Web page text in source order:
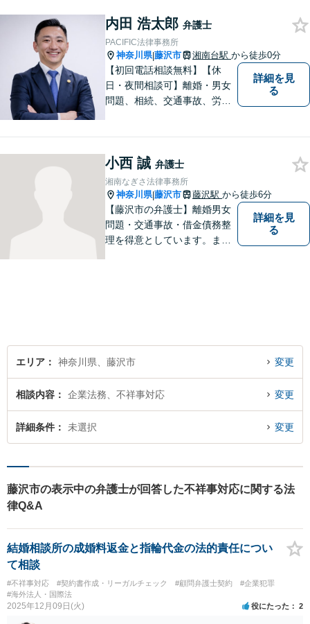
内田 浩太郎 弁護士
PACIFIC法律事務所
神奈川県|藤沢市 湘南台駅 から徒歩0分
【初回電話相談無料】【休
日・夜間相談可】離婚・男女
問題、相続、交通事故、労働
談者様の想いや立場を丁寧に
くみ取り、最善の解決を目指
して参ります。【湘南台駅0
分】
詳細を見
る
小西 誠 弁護士
湘南なぎさ法律事務所
神奈川県|藤沢市 藤沢駅 から徒歩6分
【藤沢市の弁護士】離婚男女
問題・交通事故・借金債務整
理を得意としています。ま
詳細を見
る
エリア 神奈川県、藤沢市 変更
相談内容 企業法務、不祥事対応 変更
詳細条件 未選択 変更
藤沢市の表示中の弁護士が回答した不祥事対応に関する法
律Q&A
結婚相談所の成婚料返金と指輪代金の法的責任につい
て相談
#不祥事対応 #契約書作成・リーガルチェック #顧問弁護士契約
#企業犯罪
#海外法人・国際法
2025年12月09日(火) 役にたった 2